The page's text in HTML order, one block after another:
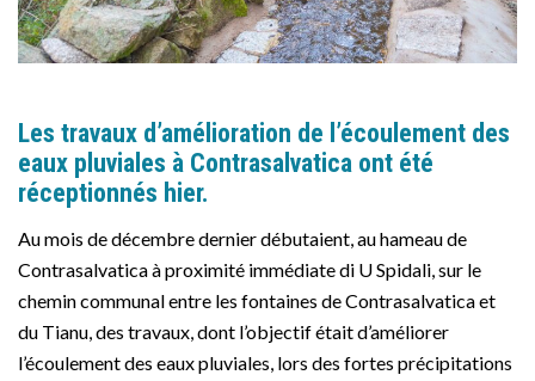
Les travaux d’amélioration de l’écoulement des
eaux pluviales à Contrasalvatica ont été
réceptionnés hier.
Au mois de décembre dernier débutaient, au hameau de
Contrasalvatica à proximité immédiate di U Spidali, sur le
chemin communal entre les fontaines de Contrasalvatica et
du Tianu, des travaux, dont l’objectif était d’améliorer
l’écoulement des eaux pluviales, lors des fortes précipitations